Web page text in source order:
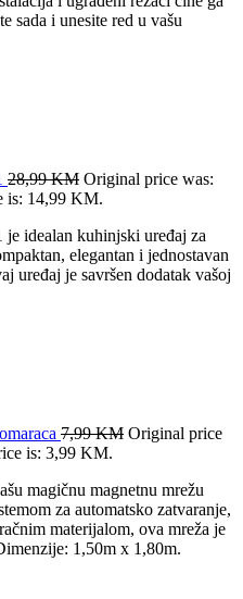
sada i unesite red u vašu
28,99KM Original price was:
is: 14,99 KM.
idealan kuhinjski uređaj za
elegantan i jednostavan
uređaj je savršen dodatak vašoj
7,99KM Original price
is: 3,99 KM.
magičnu magnetnu mrežu
za automatsko zatvaranje,
materijalom, ova mreža je
1,50m x 1,80m.